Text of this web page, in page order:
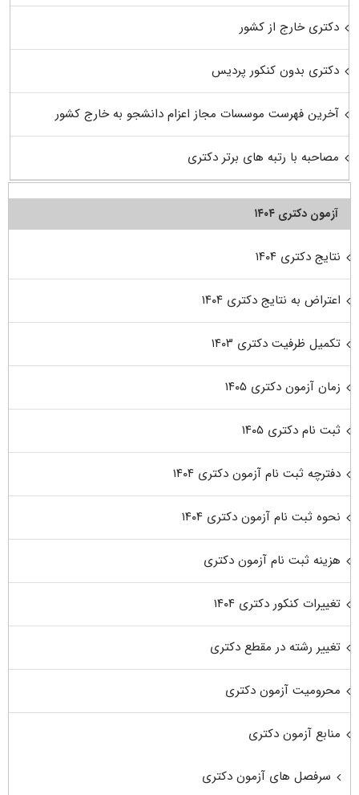
دکتری خارج از کشور
دکتری بدون کنکور پردیس
آخرین فهرست موسسات مجاز اعزام دانشجو به خارج کشور
مصاحبه با رتبه های برتر دکتری
آزمون دکتری ۱۴۰۴
نتایج دکتری ۱۴۰۴
اعتراض به نتایج دکتری ۱۴۰۴
تکمیل ظرفیت دکتری ۱۴۰۳
زمان آزمون دکتری ۱۴۰۵
ثبت نام دکتری ۱۴۰۵
دفترچه ثبت نام آزمون دکتری ۱۴۰۴
نحوه ثبت نام آزمون دکتری ۱۴۰۴
هزینه ثبت نام آزمون دکتری
تغییرات کنکور دکتری ۱۴۰۴
تغییر رشته در مقطع دکتری
محرومیت آزمون دکتری
منابع آزمون دکتری
سرفصل های آزمون دکتری